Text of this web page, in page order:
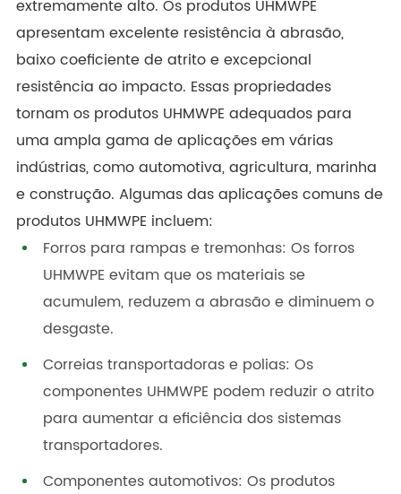
extremamente alto. Os produtos UHMWPE
apresentam excelente resistência à abrasão,
baixo coeficiente de atrito e excepcional
resistência ao impacto. Essas propriedades
tornam os produtos UHMWPE adequados para
uma ampla gama de aplicações em várias
indústrias, como automotiva, agricultura, marinha
e construção. Algumas das aplicações comuns de
produtos UHMWPE incluem:
Forros para rampas e tremonhas: Os forros
UHMWPE evitam que os materiais se
acumulem, reduzem a abrasão e diminuem o
desgaste.
Correias transportadoras e polias: Os
componentes UHMWPE podem reduzir o atrito
para aumentar a eficiência dos sistemas
transportadores.
Componentes automotivos: Os produtos